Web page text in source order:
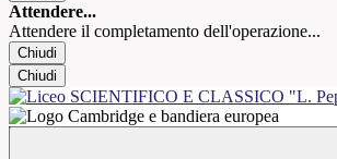
Attendere...
Attendere il completamento dell'operazione...
Chiudi
Chiudi